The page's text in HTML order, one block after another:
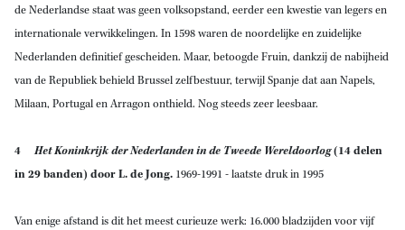
de Nederlandse staat was geen volksopstand, eerder een kwestie van legers en
internationale verwikkelingen. In 1598 waren de noordelijke en zuidelijke
Nederlanden definitief gescheiden. Maar, betoogde Fruin, dankzij de nabijheid
van de Republiek behield Brussel zelfbestuur, terwijl Spanje dat aan Napels,
Milaan, Portugal en Arragon onthield. Nog steeds zeer leesbaar.
4Het Koninkrijk der Nederlanden in de Tweede Wereldoorlog(14 delen
in 29 banden) door L. de Jong. 1969-1991 - laatste druk in 1995
Van enige afstand is dit het meest curieuze werk: 16.000 bladzijden voor vijf